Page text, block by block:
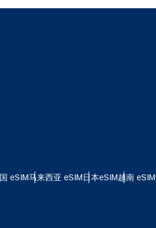
code or activation details that you
eSIM马来西亚 eSIM日本eSIM越南 eSIM